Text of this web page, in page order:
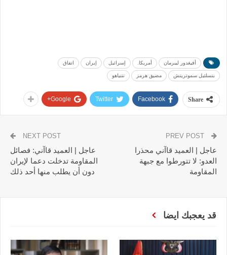
أفيغدور ليبرمان أمريكا. إسرائيل إيران اتفاق
بتسلئيل سموتريتش مضيق هرمز نتنياهو
Share
Facebook
Twitter
Google+
عاجل | العميد قاآني محذرا
العدو: لا تتورطوا مع جبهة
المقاومة
NEXT POST
عاجل | العميد قاآني: فصائل
المقاومة تدخلت دعما لإيران
دون أن يطلب منها أحد ذلك
قد يعجبك ايضا